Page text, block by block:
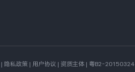
| 隐私政策 | 用户协议 | 资质主体 | 粤B2-20150324